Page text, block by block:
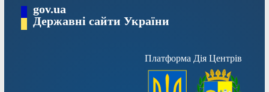
Перейтиgov.ua
Державні сайти України
Платформа Дія Центрів